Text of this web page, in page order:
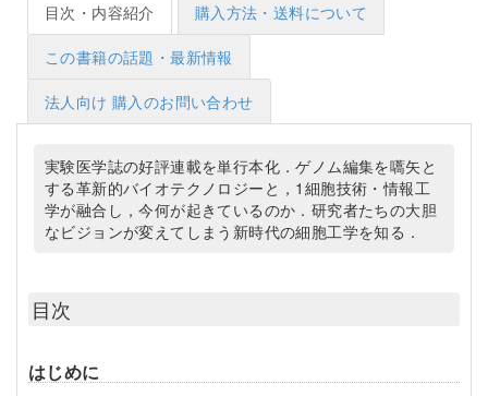
目次・内容紹介 購入方法・送料について
この書籍の話題・最新情報
法人向け 購入のお問い合わせ
実験医学誌の好評連載を単行本化．ゲノム編集を嚆矢と
する革新的バイオテクノロジーと，1細胞技術・情報工
学が融合し，今何が起きているのか．研究者たちの大胆
なビジョンが変えてしまう新時代の細胞工学を知る．
目次
はじめに